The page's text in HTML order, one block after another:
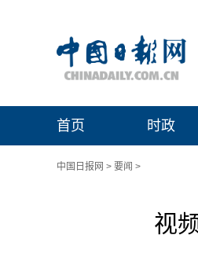
首页 时政
中国日报网 > 要闻 >
视